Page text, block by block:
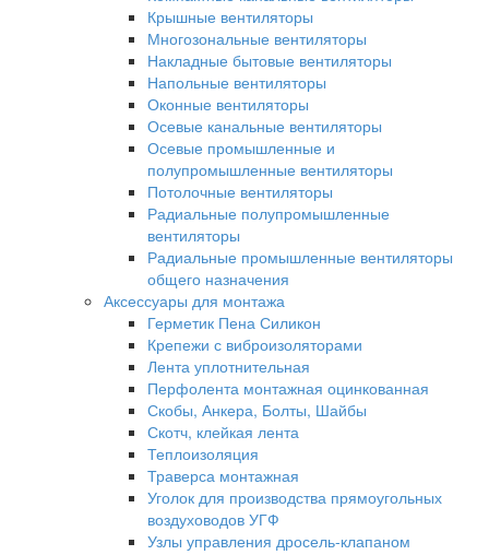
Крышные вентиляторы
Многозональные вентиляторы
Накладные бытовые вентиляторы
Напольные вентиляторы
Оконные вентиляторы
Осевые канальные вентиляторы
Осевые промышленные и
полупромышленные вентиляторы
Потолочные вентиляторы
Радиальные полупромышленные
вентиляторы
Радиальные промышленные вентиляторы
общего назначения
Аксессуары для монтажа
Герметик Пена Силикон
Крепежи с виброизоляторами
Лента уплотнительная
Перфолента монтажная оцинкованная
Скобы, Анкера, Болты, Шайбы
Скотч, клейкая лента
Теплоизоляция
Траверса монтажная
Уголок для производства прямоугольных
воздуховодов УГФ
Узлы управления дросель-клапаном